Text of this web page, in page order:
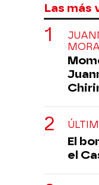
Las más
El
el